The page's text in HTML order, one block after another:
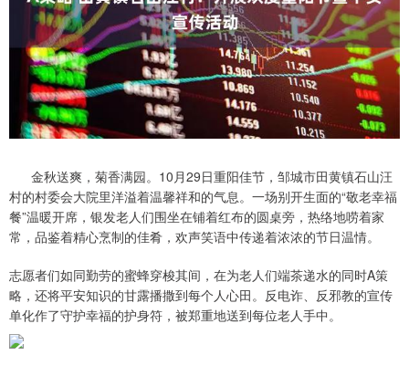
金秋送爽，菊香满园。10月29日重阳佳节，邹城市田黄镇石山汪
村的村委会大院里洋溢着温馨祥和的气息。一场别开生面的“敬老幸福
餐”温暖开席，银发老人们围坐在铺着红布的圆桌旁，热络地唠着家
常，品鉴着精心烹制的佳肴，欢声笑语中传递着浓浓的节日温情。
志愿者们如同勤劳的蜜蜂穿梭其间，在为老人们端茶递水的同时A策
略，还将平安知识的甘露播撒到每个人心田。反电诈、反邪教的宣传
单化作了守护幸福的护身符，被郑重地送到每位老人手中。